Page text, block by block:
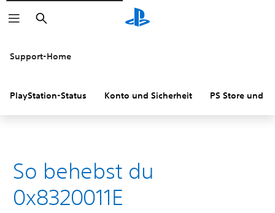
Suchen
Support-Home
PlayStation-Status Konto und Sicherheit PS Store und
So behebst du
0x8320011E